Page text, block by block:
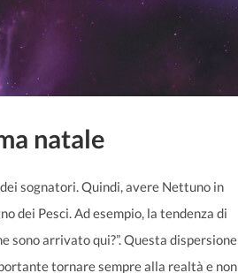
natale
sognatori. Quindi, avere Nettuno in
dei Pesci. Ad esempio, la tendenza di
sono arrivato qui?”. Questa dispersione
tornare sempre alla realtà e non